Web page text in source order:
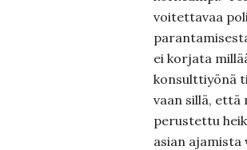
voitettavaa
ei korjata
konsulttiyönä
vaan sillä, että
perustettu
asian